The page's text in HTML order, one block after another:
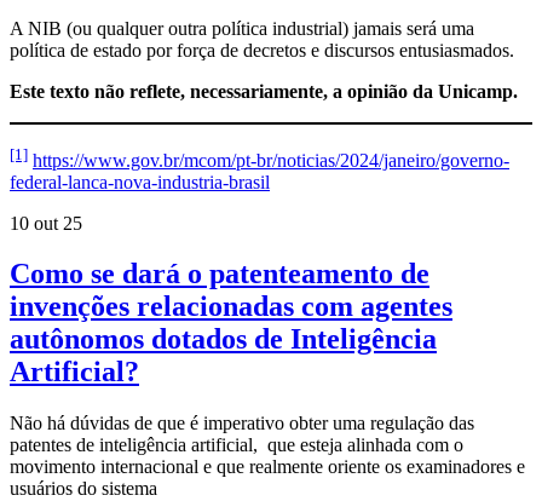
A NIB (ou qualquer outra política industrial) jamais será uma
política de estado por força de decretos e discursos entusiasmados.
Este texto não reflete, necessariamente, a opinião da Unicamp.
[1] https://www.gov.br/mcom/pt-br/noticias/2024/janeiro/governo-
federal-lanca-nova-industria-brasil
10 out 25
Como se dará o patenteamento de
invenções relacionadas com agentes
autônomos dotados de Inteligência
Artificial?
Não há dúvidas de que é imperativo obter uma regulação das
patentes de inteligência artificial, que esteja alinhada com o
movimento internacional e que realmente oriente os examinadores e
usuários do sistema